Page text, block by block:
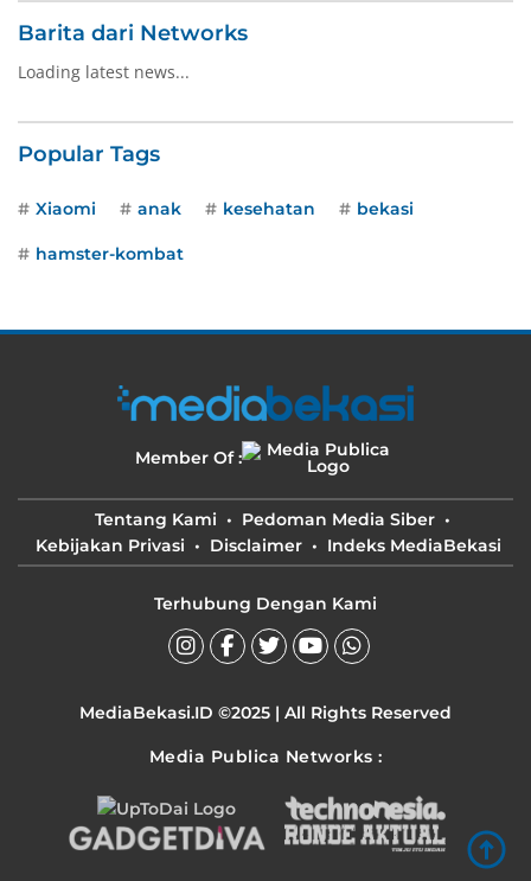
Barita dari Networks
Loading latest news...
Popular Tags
Xiaomi anak kesehatan bekasi
hamster-kombat
Member Of :
Tentang Kami
Pedoman Media Siber
Kebijakan Privasi
Disclaimer Indeks MediaBekasi
Terhubung Dengan Kami
MediaBekasi.ID ©2025 | All Rights Reserved
Media Publica Networks :